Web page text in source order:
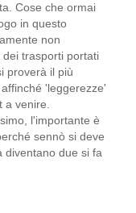
Cose che ormai
in questo
non
trasporti portati
proverà il più
'leggerezze'
a venire.
l'importante è
sennò si deve
diventano due si fa